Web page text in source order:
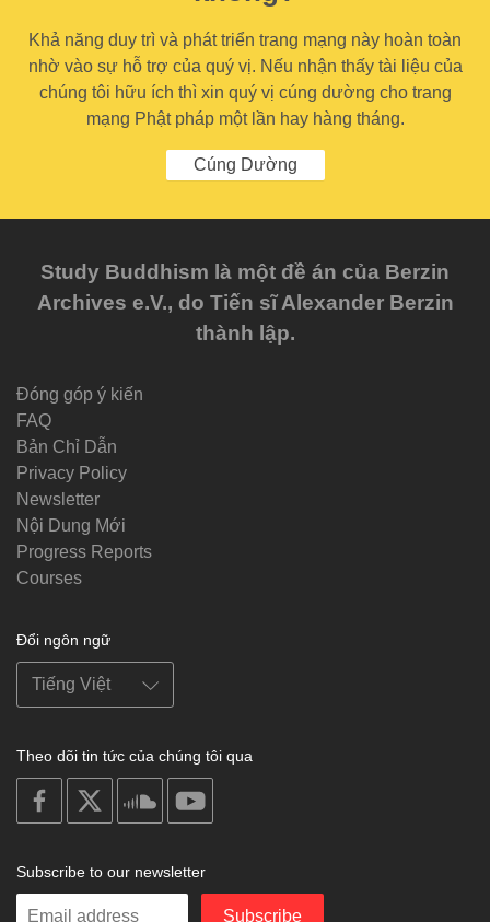
Khả năng duy trì và phát triển trang mạng này hoàn toàn
nhờ vào sự hỗ trợ của quý vị. Nếu nhận thấy tài liệu của
chúng tôi hữu ích thì xin quý vị cúng dường cho trang
mạng Phật pháp một lần hay hàng tháng.
Cúng Dường
Study Buddhism là một đề án của Berzin
Archives e.V., do Tiến sĩ Alexander Berzin
thành lập.
Đóng góp ý kiến
FAQ
Bản Chỉ Dẫn
Privacy Policy
Newsletter
Nội Dung Mới
Progress Reports
Courses
Đổi ngôn ngữ
Theo dõi tin tức của chúng tôi qua
on
facebook
soundcloud
Subscribe to our newsletter
Enter
Subscribe